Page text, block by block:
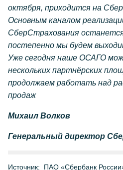
октября, приходится на
Основным каналом
СберСтрахования
постепенно мы будем
Уже сегодня наше ОСАГО
нескольких партнёрских
продолжаем работать над
продаж
Михаил Волков
Генеральный директор
Источник: ПАО «Сбербанк